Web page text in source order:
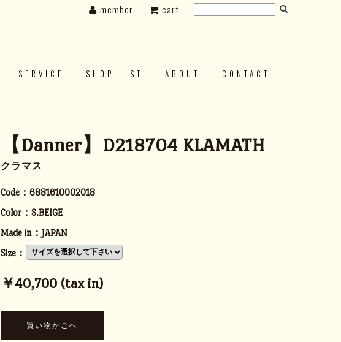
SERVICE SHOP LIST ABOUT CONTACT
member cart
【Danner】D218704 KLAMATH
クラマス
Code： 6881610002018
Color： S.BEIGE
Made in： JAPAN
Size：
￥40,700 (tax in)